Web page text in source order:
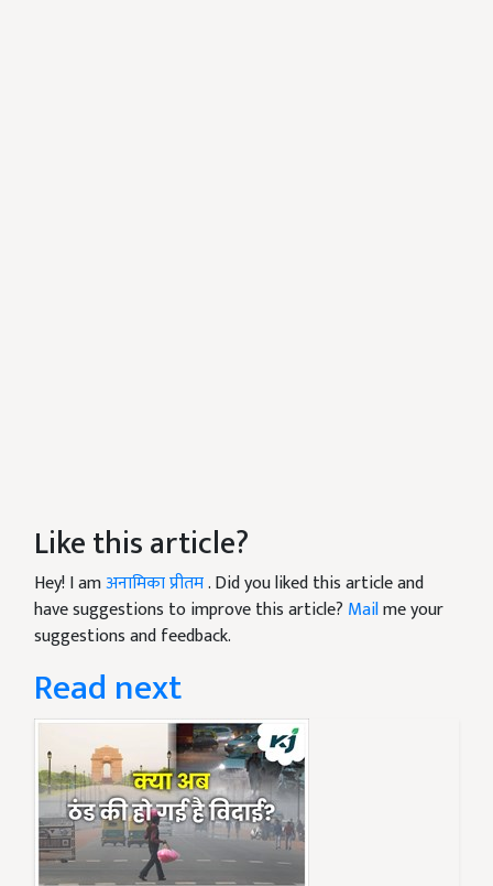
Like this article?
Hey! I amअनामिका प्रीतम. Did you liked this article and
have suggestions to improve this article? Mailme your
suggestions and feedback.
Read next